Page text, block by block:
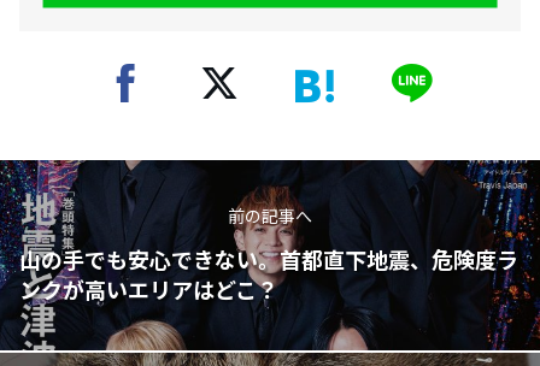
前の記事へ
山の手でも安心できない。首都直下地震、危険度ラ
ンクが高いエリアはどこ？